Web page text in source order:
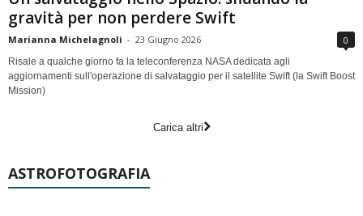
gravità per non perdere Swift
Marianna Michelagnoli - 23 Giugno 2026 0
Risale a qualche giorno fa la teleconferenza NASA dedicata agli
aggiornamenti sull'operazione di salvataggio per il satellite Swift (la Swift Boost
Mission)
Carica altri
ASTROFOTOGRAFIA